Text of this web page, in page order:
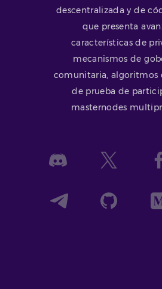
descentralizada y de
que presenta
características de
mecanismos de
comunitaria, algoritmos
de prueba de
masternodes